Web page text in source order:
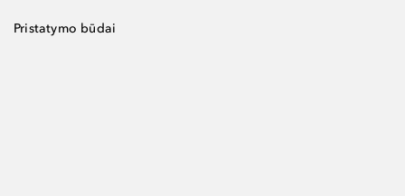
Pristatymo būdai